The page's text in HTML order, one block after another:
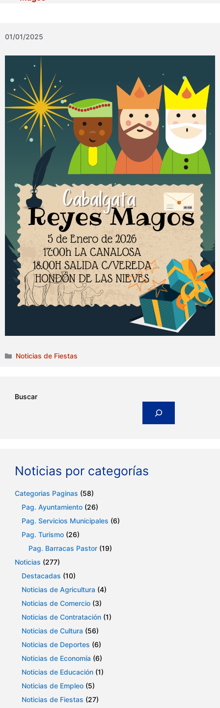
01/01/2025
Categorías
Noticias de Fiestas
Buscar
Noticias por categorías
Categorias Paginas (58)
Pag. Ayuntamiento (26)
Pag. Servicios Municipales (6)
Pag. Turismo (26)
Pag. Barracas Pastor (19)
Noticias (277)
Destacadas (10)
Noticias de Agricultura (4)
Noticias de Comercio (3)
Noticias de Contratación (1)
Noticias de Cultura (56)
Noticias de Deportes (6)
Noticias de Economía (6)
Noticias de Educación (1)
Noticias de Empleo (5)
Noticias de Fiestas (27)